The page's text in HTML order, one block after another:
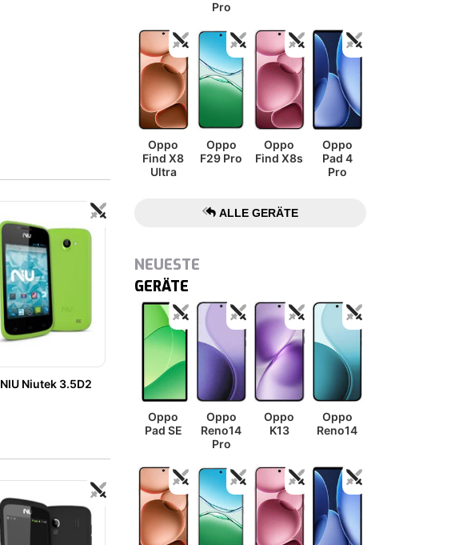
NIU Niutek 3.5D2
Pro
Oppo
Find X8
Ultra
Oppo
F29 Pro
Oppo
Find X8s
Oppo
Pad 4
Pro
ALLE GERÄTE
NEUESTE
GERÄTE
Oppo
Pad SE
Oppo
Reno14
Pro
Oppo
K13
Oppo
Reno14